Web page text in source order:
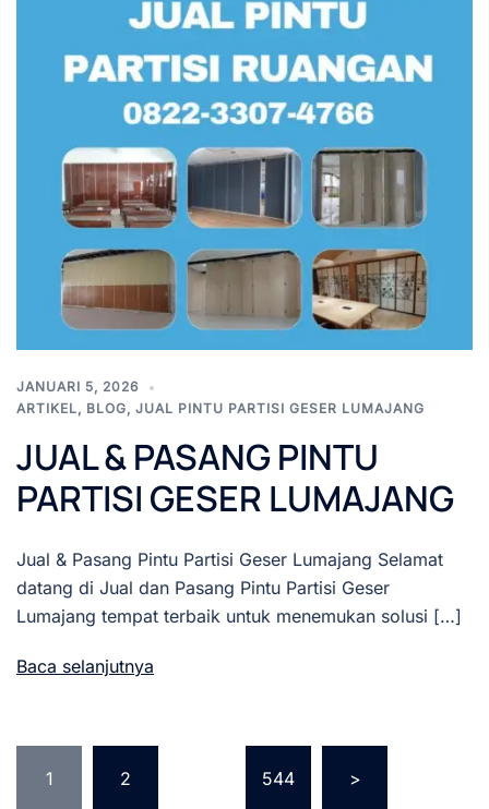
JANUARI 5, 2026
ARTIKEL, BLOG, JUAL PINTU PARTISI GESER LUMAJANG
JUAL & PASANG PINTU
PARTISI GESER LUMAJANG
Jual & Pasang Pintu Partisi Geser Lumajang Selamat
datang di Jual dan Pasang Pintu Partisi Geser
Lumajang tempat terbaik untuk menemukan solusi […]
Baca selanjutnya
pos
1 2 544 >